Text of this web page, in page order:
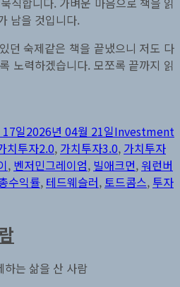
남을 것입니다.
던 숙제같은 책을 끝냈으니 저도 다
노력하겠습니다. 모쪼록 끝까지 읽
일2026년 04월 21일테
고
리
Investment
치투자2.0, 가치투자3.0, 가치투자
, 벤저민그레이엄, 빌애크먼, 워런버
수익률, 테드웨슬러, 토드콤스, 투자
하는 삶을 산 사람